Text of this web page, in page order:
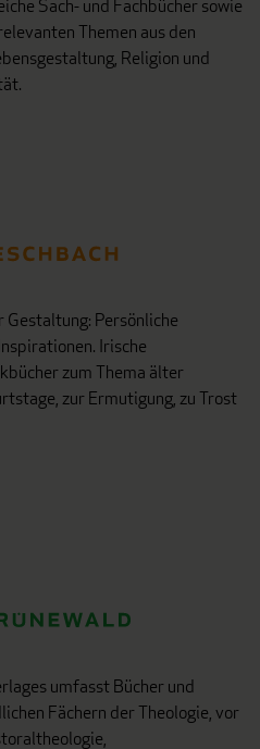
Sach- und Fachbücher sowie
Themen aus den
Religion und
Persönliche
Irische
zum Thema älter
zur Ermutigung, zu Trost
umfasst Bücher und
Fächern der Theologie, vor